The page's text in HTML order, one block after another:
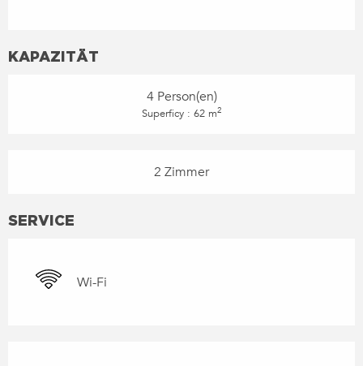
KAPAZITÄT
4 Person(en)
Superficy : 62 m2
2 Zimmer
SERVICE
Wi-Fi